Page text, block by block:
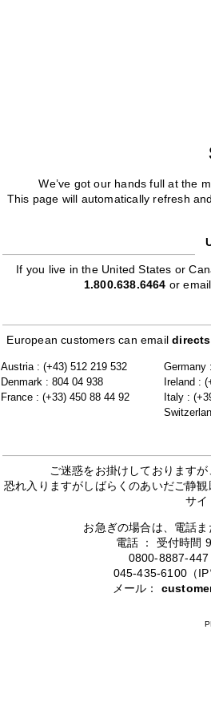
We’ve got our hands full at the
This page will automatically refresh
If you live in the United States or
1.800.638.6464 or email
European customers can email
Austria : (+43) 512 219 532
Denmark : 804 04 938
France : (+33) 450 88 44 92
Germany
Ireland :
Italy :
ご迷惑をお掛けしております
恐れ入りますがしばらくのあいだご静
サイ
お急ぎの場合は、電話ま
電話 ： 受付時間
0800-8887-447
045-435-6100（IP
メール：